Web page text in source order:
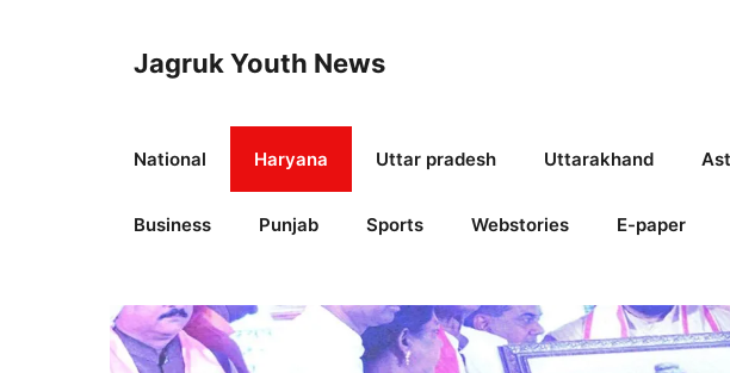
Jagruk Youth News
National Haryana Uttar pradesh Uttarakhand
Business Punjab Sports Webstories E-paper